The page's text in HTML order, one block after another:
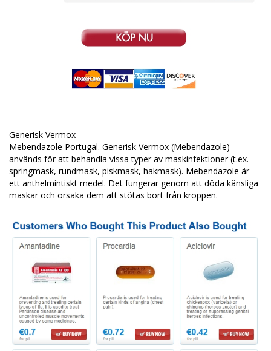
Generisk Vermox
Mebendazole Portugal. Generisk Vermox (Mebendazole)
används för att behandla vissa typer av maskinfektioner (t.ex.
springmask, rundmask, piskmask, hakmask). Mebendazole är
ett anthelmintiskt medel. Det fungerar genom att döda känsliga
maskar och orsaka dem att stötas bort från kroppen.